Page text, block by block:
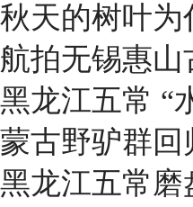
秋天的树叶为
航拍无锡惠
黑龙江五常 “
蒙古野驴群
黑龙江五常